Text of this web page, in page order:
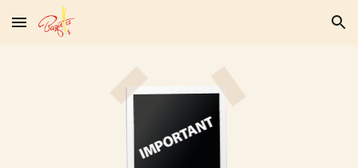
Skip to main content Skip to navigation